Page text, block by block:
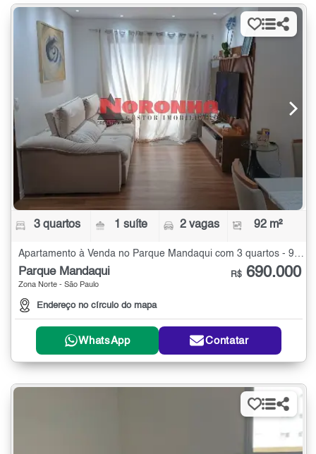
3 quartos 1 suíte 2 vagas 92 m²
Apartamento à Venda no Parque Mandaqui com 3 quartos - 92 m²
Parque Mandaqui
Zona Norte - São Paulo
Endereço no círculo do mapa
R$ 690.000
WhatsApp Contatar